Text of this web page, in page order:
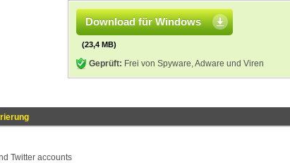
Download für Windows
(23,4 MB)
Geprüft: Frei von Spyware, Adware und Viren
Twitter accounts